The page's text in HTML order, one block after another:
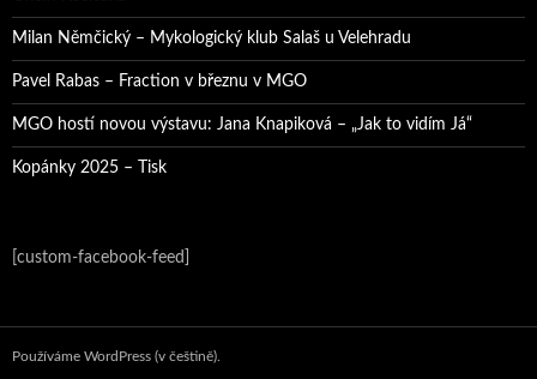
Milan Němčický – Mykologický klub Salaš u Velehradu
Pavel Rabas – Fraction v březnu v MGO
MGO hostí novou výstavu: Jana Knapiková – „Jak to vidím Já“
Kopánky 2025 – Tisk
[custom-facebook-feed]
Používáme WordPress (v češtině).